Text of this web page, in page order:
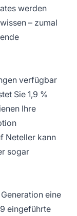
werden
– zumal
verfügbar
Sie 1,9 %
Ihre
Neteller kann
sogar
eine
eingeführte